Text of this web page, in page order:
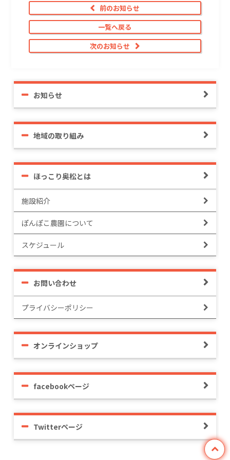
前のお知らせ
一覧へ戻る
次のお知らせ
お知らせ
地域の取り組み
ほっこり奥松とは
施設紹介
ぽんぽこ農園について
スケジュール
お問い合わせ
プライバシーポリシー
オンラインショップ
facebookページ
Twitterページ